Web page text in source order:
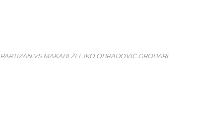
PARTIZAN VS MAKABI ŽELJKO OBRADOVIĆ GROBARI